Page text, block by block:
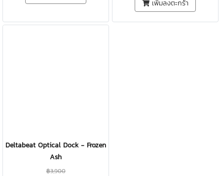
เพิ่มลงตะกร้า
Deltabeat Optical Dock - Frozen
Ash
฿3,900